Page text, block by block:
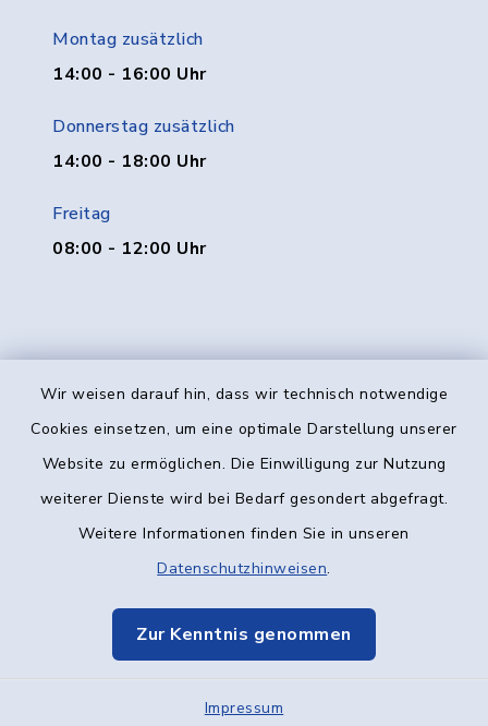
Wir weisen darauf hin, dass wir technisch notwendige
Cookies einsetzen, um eine optimale Darstellung unserer
Website zu ermöglichen. Die Einwilligung zur Nutzung
weiterer Dienste wird bei Bedarf gesondert abgefragt.
Weitere Informationen finden Sie in unseren
Datenschutzhinweisen.
Zur Kenntnis genommen
Impressum
Montag zusätzlich
14:00 - 16:00 Uhr
Donnerstag zusätzlich
14:00 - 18:00 Uhr
Freitag
08:00 - 12:00 Uhr
Kontakt
Datenschutz
Elektronische Kommunikation
Sitemap